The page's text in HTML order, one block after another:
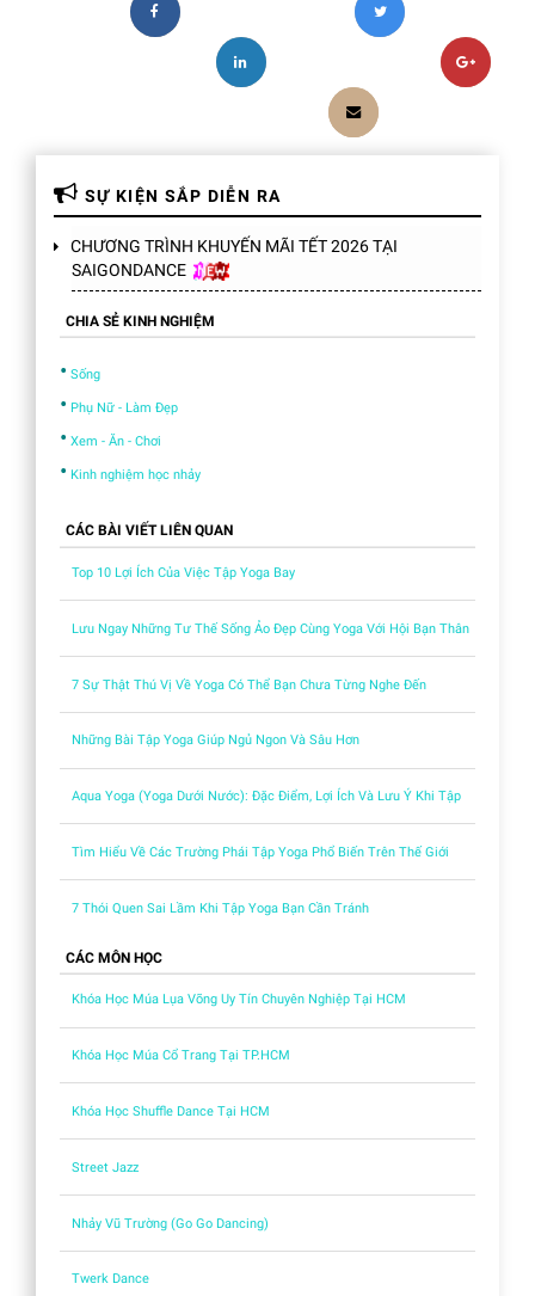
SỰ KIỆN SẮP DIỄN RA
CHƯƠNG TRÌNH KHUYẾN MÃI TẾT 2026 TẠI
SAIGONDANCE
CHIA SẺ KINH NGHIỆM
• Sống
• Phụ Nữ - Làm Đẹp
• Xem - Ăn - Chơi
• Kinh nghiệm học nhảy
CÁC BÀI VIẾT LIÊN QUAN
Top 10 Lợi Ích Của Việc Tập Yoga Bay
Lưu Ngay Những Tư Thế Sống Ảo Đẹp Cùng Yoga Với Hội Bạn Thân
7 Sự Thật Thú Vị Về Yoga Có Thể Bạn Chưa Từng Nghe Đến
Những Bài Tập Yoga Giúp Ngủ Ngon Và Sâu Hơn
Aqua Yoga (Yoga Dưới Nước): Đặc Điểm, Lợi Ích Và Lưu Ý Khi Tập
Tìm Hiểu Về Các Trường Phái Tập Yoga Phổ Biến Trên Thế Giới
7 Thói Quen Sai Lầm Khi Tập Yoga Bạn Cần Tránh
CÁC MÔN HỌC
Khóa Học Múa Lụa Võng Uy Tín Chuyên Nghiệp Tại HCM
Khóa Học Múa Cổ Trang Tại TP.HCM
Khóa Học Shuffle Dance Tại HCM
Street Jazz
Nhảy Vũ Trường (Go Go Dancing)
Twerk Dance